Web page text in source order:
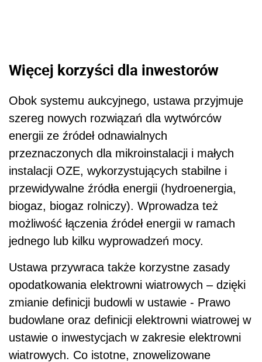
Więcej korzyści dla inwestorów
Obok systemu aukcyjnego, ustawa przyjmuje
szereg nowych rozwiązań dla wytwórców
energii ze źródeł odnawialnych
przeznaczonych dla mikroinstalacji i małych
instalacji OZE, wykorzystujących stabilne i
przewidywalne źródła energii (hydroenergia,
biogaz, biogaz rolniczy). Wprowadza też
możliwość łączenia źródeł energii w ramach
jednego lub kilku wyprowadzeń mocy.
Ustawa przywraca także korzystne zasady
opodatkowania elektrowni wiatrowych – dzięki
zmianie definicji budowli w ustawie - Prawo
budowlane oraz definicji elektrowni wiatrowej w
ustawie o inwestycjach w zakresie elektrowni
wiatrowych. Co istotne, znowelizowane